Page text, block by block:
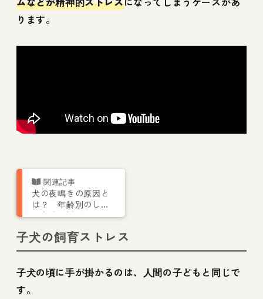
ります。
犬の夜鳴きの原因と
は？ 年齢別のしつ
け方法や対策につい
子犬の飼育ストレス
子犬の頃に手が掛かるのは、人間の子どもと同じで
す。